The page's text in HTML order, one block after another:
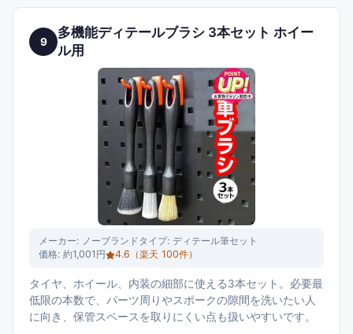
9
多機能ディテールブラシ 3本セット ホイー
ル用
メーカー: ノーブランドタイプ: ディテール筆セット
価格: 約1,001円 4.6 （楽天 100件）
タイヤ、ホイール、内装の細部に使える3本セット。必要最
低限の本数で、パーツ周りやスポークの隙間を洗いたい人
に向き、保管スペースを取りにくい点も扱いやすいです。